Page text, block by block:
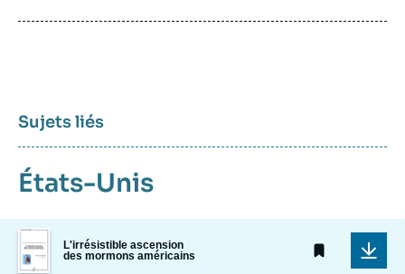
publication
Sujets liés
États-Unis
Image
de
couverture
L'irrésistible ascension
des mormons américains